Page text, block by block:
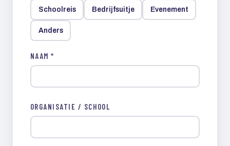
Schoolreis Bedrijfsuitje Evenement
Anders
NAAM *
ORGANISATIE / SCHOOL